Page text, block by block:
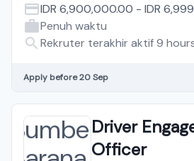
IDR 6,900,000.00 - IDR
Penuh waktu
Rekruter terakhir aktif 9
Apply before 20 Sep
Driver
Officer